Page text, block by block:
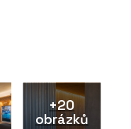
+20
obrázků